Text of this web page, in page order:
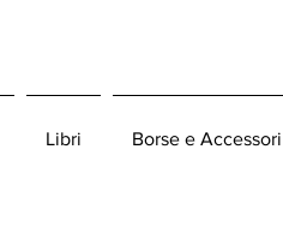
Libri Borse e Accessori